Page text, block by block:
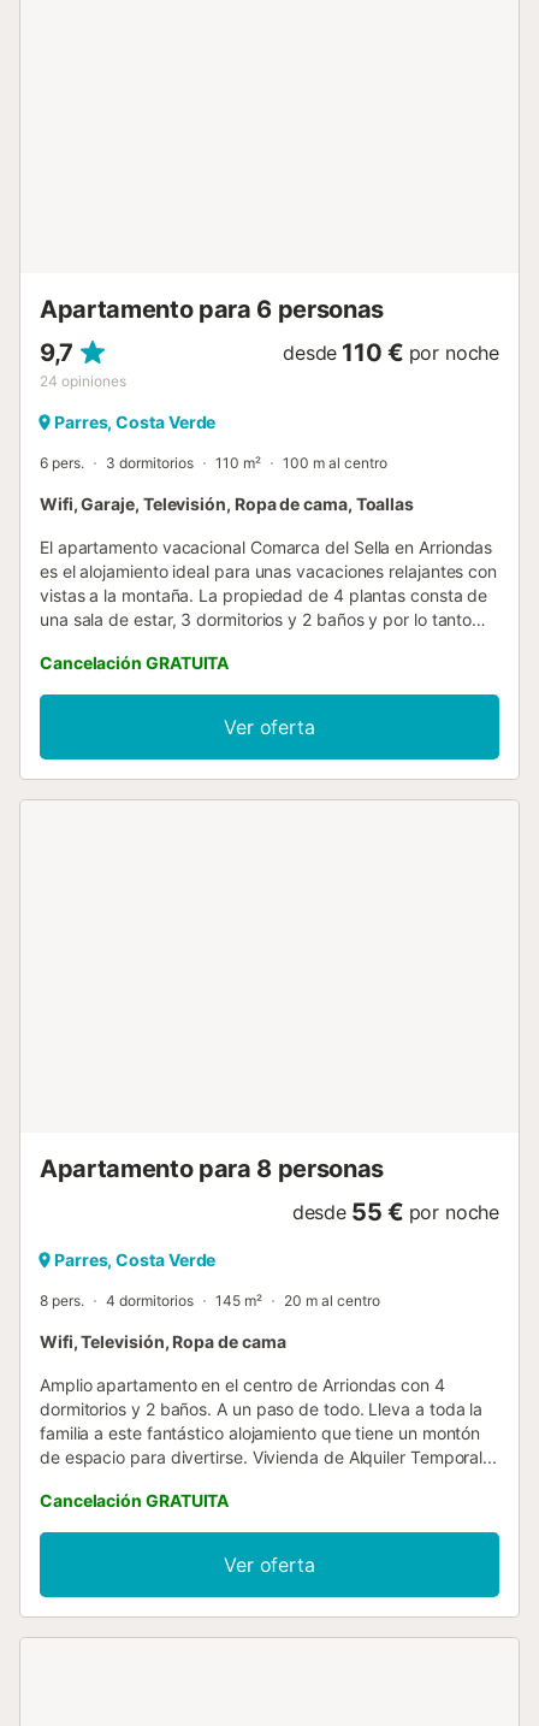
Apartamento para 6 personas
9,7
24 opiniones
desde 110 € por noche
Parres, Costa Verde
6 pers. 3 dormitorios 110 m² 100 m al centro
Wifi, Garaje, Televisión, Ropa de cama, Toallas
El apartamento vacacional Comarca del Sella en Arriondas
es el alojamiento ideal para unas vacaciones relajantes con
vistas a la montaña. La propiedad de 4 plantas consta de
una sala de estar, 3 dormitorios y 2 baños y por lo tanto
incluyen Wi-Fi con un espacio de trabajo dedicado para la
oficina en casa, una televisión, una lavadora, así como una
secadora. Este alojamiento no ofrece: aire acondicionado.
Cerca del alojamiento, los huéspedes pueden disfrutar de
actividades como piragüismo, explorar rutas de montaña,
Cancelación GRATUITA
Ver oferta
Apartamento para 8 personas
desde 55 € por noche
Parres, Costa Verde
8 pers. 4 dormitorios 145 m² 20 m al centro
Wifi, Televisión, Ropa de cama
Amplio apartamento en el centro de Arriondas con 4
dormitorios y 2 baños. A un paso de todo. Lleva a toda la
familia a este fantástico alojamiento que tiene un montón
de espacio para divertirse. Vivienda de Alquiler Temporal...
Cancelación GRATUITA
Ver oferta